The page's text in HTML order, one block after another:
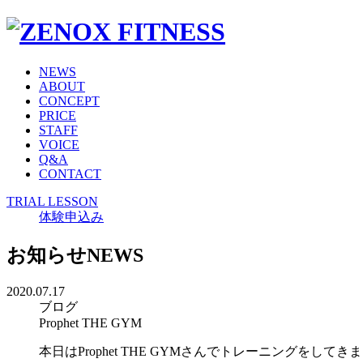
NEWS
ABOUT
CONCEPT
PRICE
STAFF
VOICE
Q&A
CONTACT
TRIAL LESSON
体験申込み
お知らせNEWS
2020.07.17
ブログ
Prophet THE GYM
本日はProphet THE GYMさんでトレーニングをしてき